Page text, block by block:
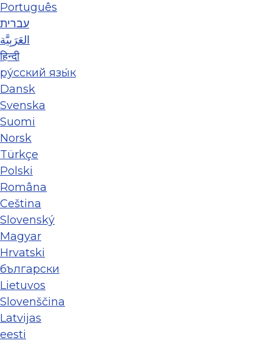
Português
עברית
العَرَبِيَّة
हिन्दी
ру́сский язы́к
Dansk
Svenska
Suomi
Norsk
Türkçe
Polski
Româna
Ceština
Slovenský
Magyar
Hrvatski
български
Lietuvos
Slovenščina
Latvijas
eesti